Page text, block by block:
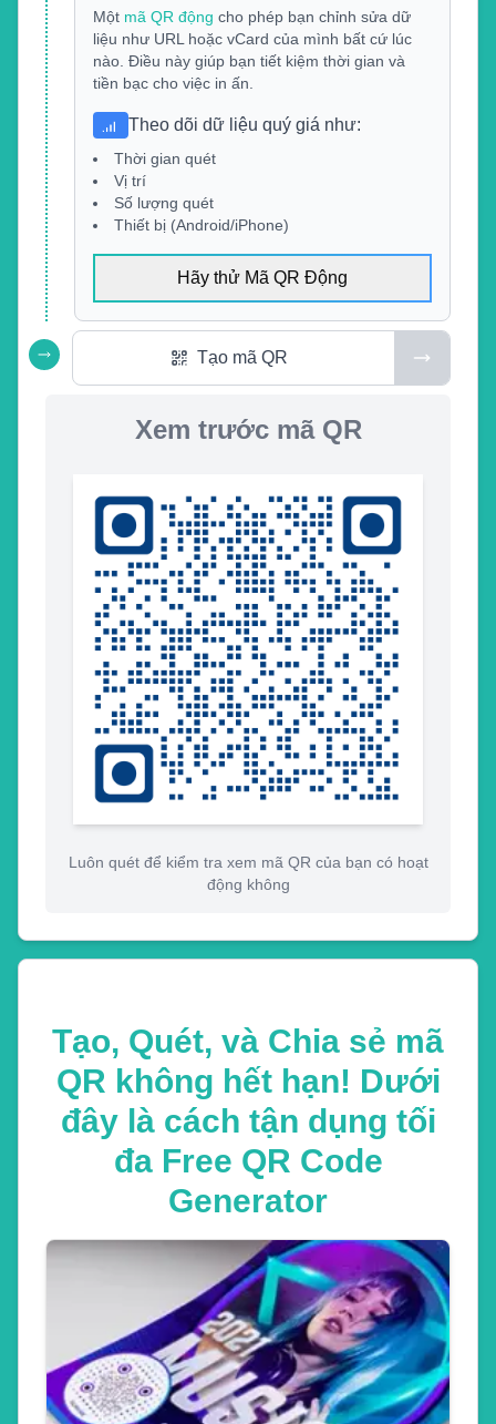
Một mã QR động cho phép bạn chỉnh sửa dữ
liệu như URL hoặc vCard của mình bất cứ lúc
nào. Điều này giúp bạn tiết kiệm thời gian và
tiền bạc cho việc in ấn.
Theo dõi dữ liệu quý giá như:
Thời gian quét
Vị trí
Số lượng quét
Thiết bị (Android/iPhone)
Hãy thử Mã QR Động
Tạo mã QR
Xem trước mã QR
Luôn quét để kiểm tra xem mã QR của bạn có hoạt
động không
Tạo, Quét, và Chia sẻ mã
QR không hết hạn! Dưới
đây là cách tận dụng tối
đa Free QR Code
Generator